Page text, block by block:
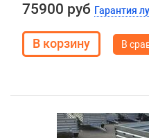
75900 руб Гарантия
В